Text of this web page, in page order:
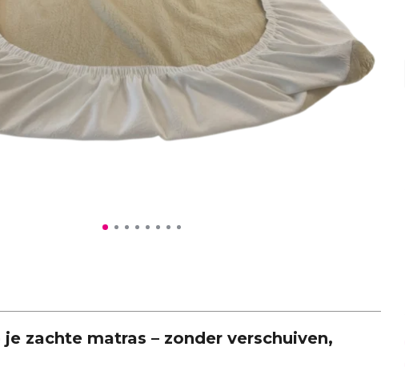
zachte matras – zonder verschuiven,